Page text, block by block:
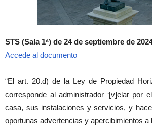
STS (Sala 1ª) de 24 de septiembre de
Accede al documento
“El art. 20.d) de la Ley de Propiedad
corresponde al administrador ‘[v]elar por
casa, sus instalaciones y servicios, y
oportunas advertencias y apercibimientos a